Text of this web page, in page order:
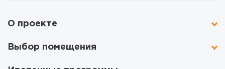
О проекте
Выбор помещения